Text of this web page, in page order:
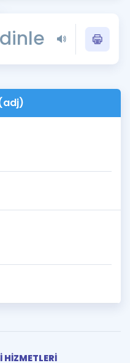
HİZMETLERİ